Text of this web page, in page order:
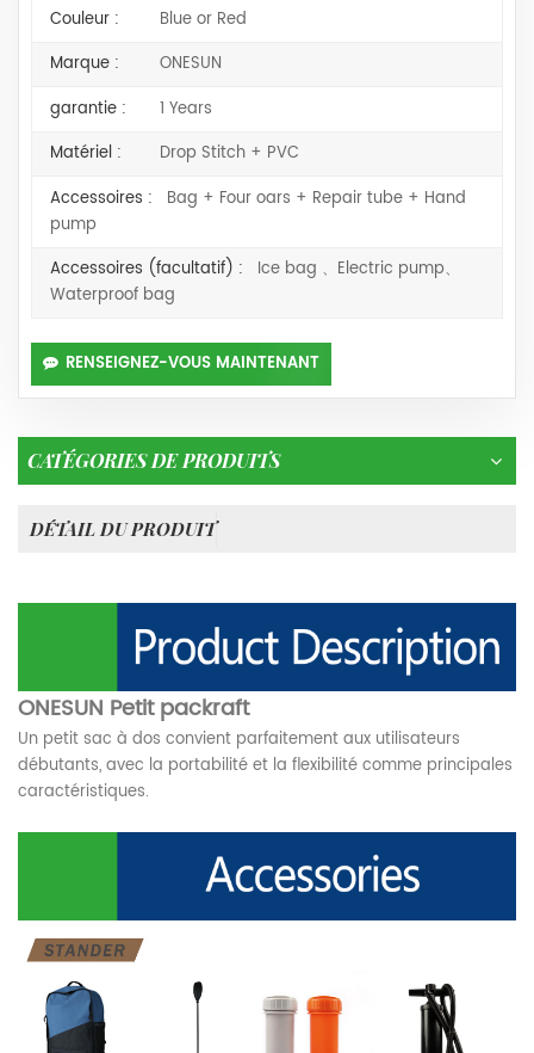
Couleur :
Blue or Red
Marque :
ONESUN
garantie :
1 Years
Matériel :
Drop Stitch + PVC
Accessoires :
Bag + Four oars + Repair tube + Hand
pump
Accessoires (facultatif) :
Ice bag 、Electric pump、
Waterproof bag
RENSEIGNEZ-VOUS MAINTENANT
CATÉGORIES DE PRODUITS
DÉTAIL DU PRODUIT
ONESUN Petit packraft
Un petit sac à dos convient parfaitement aux utilisateurs
débutants, avec la portabilité et la flexibilité comme principales
caractéristiques.